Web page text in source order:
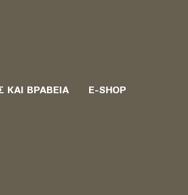
ΚΑΙ ΒΡΑΒΕΊΑ E-SHOP